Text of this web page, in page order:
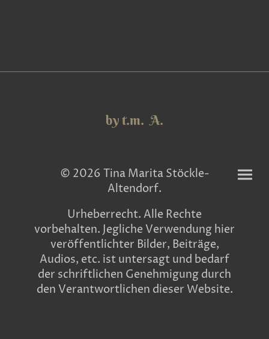
by t.m. A.
© 2026 Tina Marita Stöckle-
Altendorf.
Urheberrecht. Alle Rechte
vorbehalten. Jegliche Verwendung hier
veröffentlichter Bilder, Beiträge,
Audios, etc. ist untersagt und bedarf
der schriftlichen Genehmigung durch
den Verantwortlichen dieser Website.